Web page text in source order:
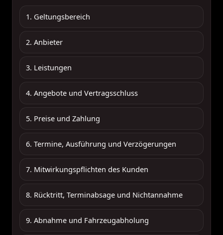
1. Geltungsbereich
2. Anbieter
3. Leistungen
4. Angebote und Vertragsschluss
5. Preise und Zahlung
6. Termine, Ausführung und Verzögerungen
7. Mitwirkungspflichten des Kunden
8. Rücktritt, Terminabsage und Nichtannahme
9. Abnahme und Fahrzeugabholung